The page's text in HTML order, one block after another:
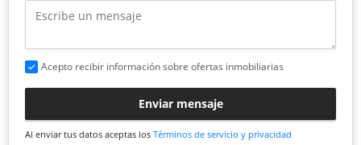
Acepto recibir información sobre ofertas inmobiliarias
Enviar mensaje
Al enviar tus datos aceptas los Términos de servicio y privacidad